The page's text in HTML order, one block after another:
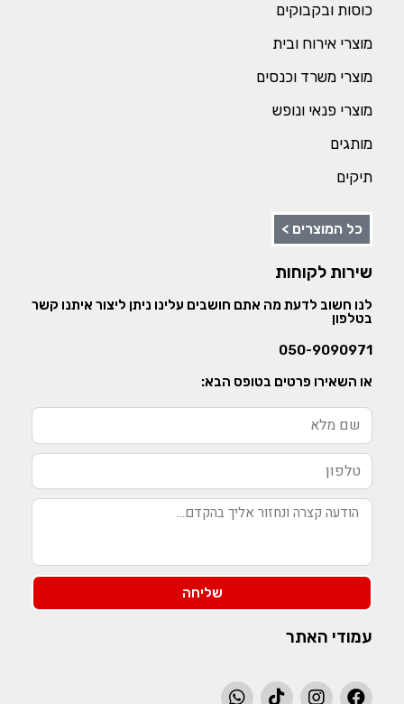
כוסות ובקבוקים
מוצרי אירוח ובית
מוצרי משרד וכנסים
מוצרי פנאי ונופש
מותגים
תיקים
כל המוצרים >
שירות לקוחות
לנו חשוב לדעת מה אתם חושבים עלינו ניתן ליצור איתנו קשר
בטלפון
050-9090971
או השאירו פרטים בטופס הבא:
שליחה
עמודי האתר